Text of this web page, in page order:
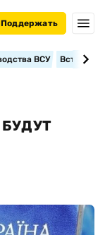
Поддержать
ВСУ